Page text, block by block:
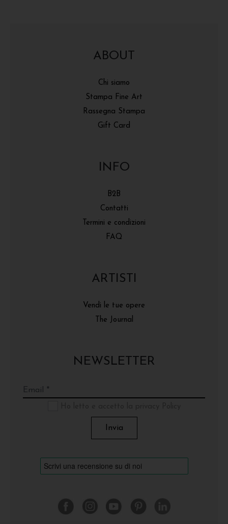
ABOUT
Chi siamo
Stampa Fine Art
Rassegna Stampa
Gift Card
INFO
B2B
Contatti
Termini e condizioni
FAQ
ARTISTI
Vendi le tue opere
The Journal
NEWSLETTER